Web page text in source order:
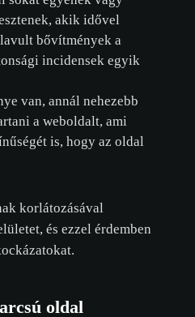
akik idővel
bővítmények a
incidensek egyik
van, annál nehezebb
a weboldalt, ami
is, hogy az oldal
korlátozásával
és ezzel érdemben
oldal